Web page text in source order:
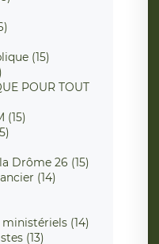
(15)
POUR TOUT
(15)
Drôme 26 (15)
(14)
(14)
(13)